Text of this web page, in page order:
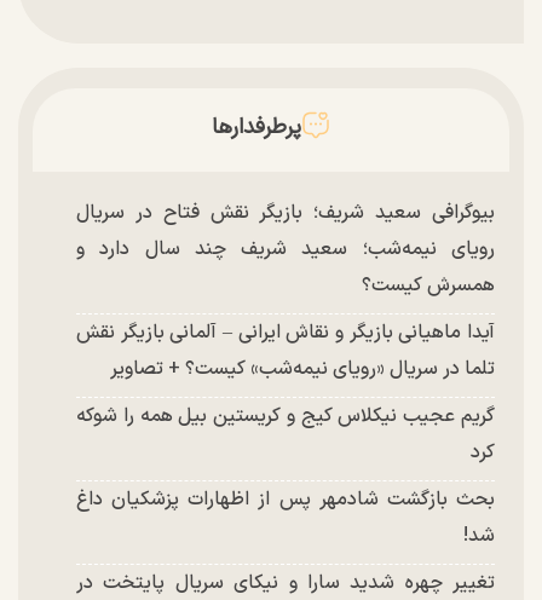
پرطرفدارها
بیوگرافی سعید شریف؛ بازیگر نقش فتاح در سریال
رویای نیمه‌شب؛ سعید شریف چند سال دارد و
همسرش کیست؟
آیدا ماهیانی بازیگر و نقاش ایرانی – آلمانی بازیگر نقش
تلما در سریال «رویای نیمه‌شب» کیست؟ + تصاویر
گریم عجیب نیکلاس کیج و کریستین بیل همه را شوکه
کرد
بحث بازگشت شادمهر پس از اظهارات پزشکیان داغ
شد!
تغییر چهره شدید سارا و نیکای سریال پایتخت در